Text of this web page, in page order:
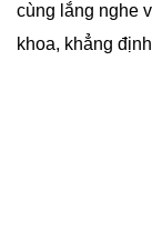
cùng lắng nghe
khoa, khẳng